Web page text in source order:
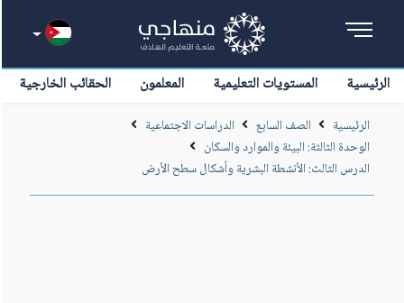
الرئيسية المستويات التعليمية المعلمون الحقائب الخارجية
الرئيسية الصف السابع
الدراسات الاجتماعية
الوحدة الثالثة: البيئة والموارد والسكان
الدرس الثالث: الأنشطة البشرية وأشكال سطح الأرض